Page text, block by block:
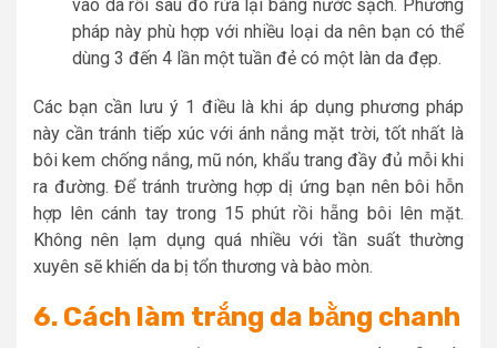
vào da rồi sau đó rửa lại bằng nước sạch. Phương
pháp này phù hợp với nhiều loại da nên bạn có thể
dùng 3 đến 4 lần một tuần đẻ có một làn da đẹp.
Các bạn cần lưu ý 1 điều là khi áp dụng phương pháp
này cần tránh tiếp xúc với ánh nắng mặt trời, tốt nhất là
bôi kem chống nắng, mũ nón, khẩu trang đầy đủ mỗi khi
ra đường.Để tránh trường hợp dị ứng bạn nên bôi hỗn
hợp lên cánh tay trong 15 phút rồi hẵng bôi lên mặt.
Không nên lạm dụng quá nhiều với tần suất thường
xuyên sẽ khiến da bị tổn thương và bào mòn.
6. Cách làm trắng da bằng chanh